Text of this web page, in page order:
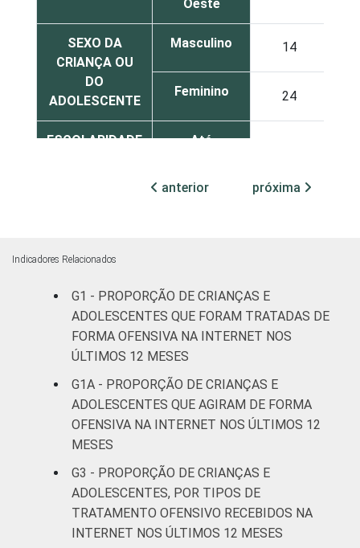
Oeste
SEXO DA
CRIANÇA OU
DO
ADOLESCENTE
Masculino 14
Feminino 24
ESCOLARIDADE
Até
mais
FAIXA ETÁRIA
DA CRIANÇA
ADOLESCENTE
De 11 a 12
anos
9
De 13 a 14
anos
18
anos
RENDA
FAMILIAR
Até 1 SM 11
anterior próxima
Indicadores Relacionados
G1 - PROPORÇÃO DE CRIANÇAS E
ADOLESCENTES QUE FORAM TRATADAS DE
FORMA OFENSIVA NA INTERNET NOS
ÚLTIMOS 12 MESES
G1A - PROPORÇÃO DE CRIANÇAS E
ADOLESCENTES QUE AGIRAM DE FORMA
OFENSIVA NA INTERNET NOS ÚLTIMOS 12
MESES
G3 - PROPORÇÃO DE CRIANÇAS E
ADOLESCENTES, POR TIPOS DE
TRATAMENTO OFENSIVO RECEBIDOS NA
INTERNET NOS ÚLTIMOS 12 MESES